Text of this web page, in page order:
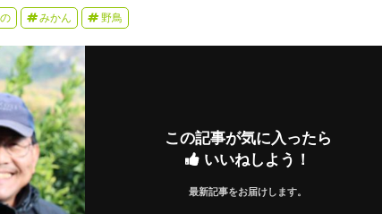
みかん 野鳥
この記事が気に入ったら
いいねしよう！
最新記事をお届けします。